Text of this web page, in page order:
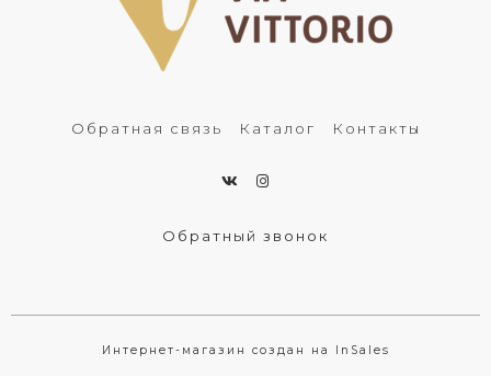
Обратная связь Каталог Контакты
Обратный звонок
Интернет-магазин создан на InSales